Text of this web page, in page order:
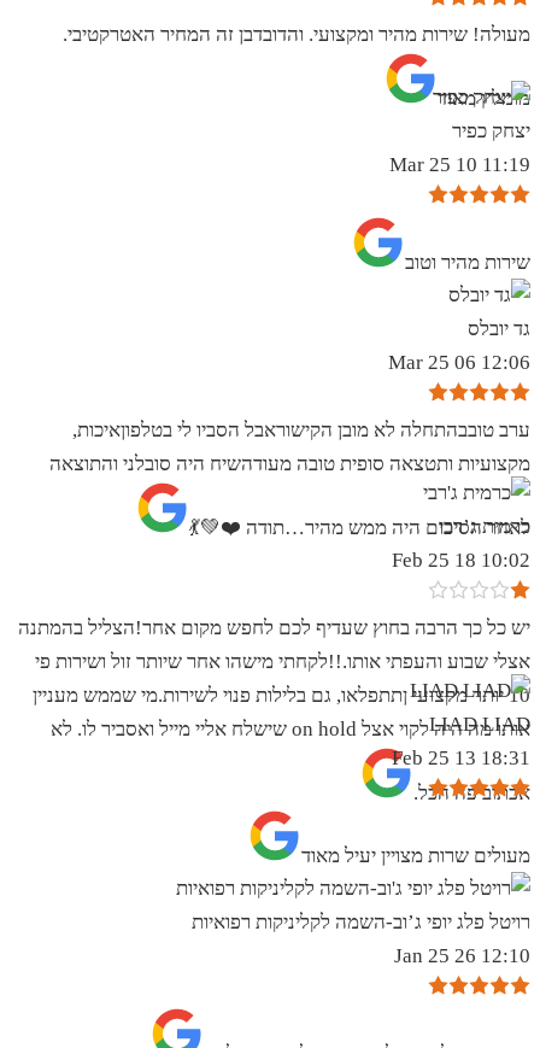
מעולה! שירות מהיר ומקצועי. והדובדבן זה המחיר האטרקטיבי.
מומלץ מאוד
יצחק כפיר
11:19 10 Mar 25
שירות מהיר וטוב
גד יובלס
12:06 06 Mar 25
ערב טובבהתחלה לא מובן הקישוראבל הסביו לי בטלפוןאיכות,
מקצועיות ותטצאה סופית טובה מעודהשיח היה סובלני והתוצאה
לאחר הסיכום היה ממש מהיר…תודה ❤️💚💃
כרמית ג’רבי
10:02 18 Feb 25
יש כל כך הרבה בחוץ שעדיף לכם לחפש מקום אחר!הצליל בהמתנה
אצלי שבוע והעפתי אותו.!!לקחתי מישהו אחר שיותר זול ושירות פי
10 יותר מקצועי ןתתפלאו, גם בלילות פנוי לשירות.מי שממש מעניין
אותו מה היה לקוי אצל on hold שישלח אליי מייל ואסביר לו. לא
אכתוב פה הכל.
LIAD LIAD
18:31 13 Feb 25
מעולים שרות מצויין יעיל מאוד
רויטל פלג יופי ג’וב-השמה לקליניקות רפואיות
12:10 26 Jan 25